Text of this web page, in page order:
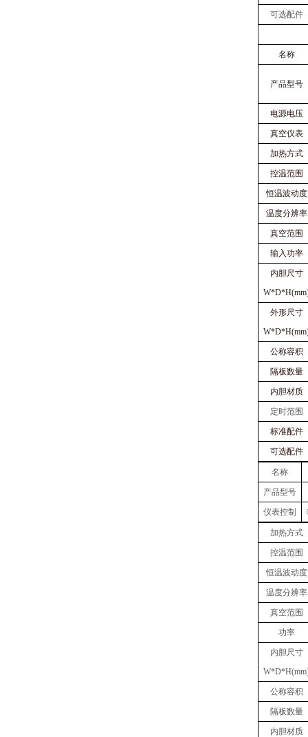
可选配件
名称
产品型号
电源电压
真空仪表
加热方式
控温范围
恒温波动度
温度分辨率
真空范围
输入功率
内胆尺寸
外形尺寸
公称容积
隔板数量
内胆材质
定时范围
标准配件
可选配件
名称
产品型号
仪表控制
加热方式
控温范围
恒温波动度
温度分辨率
真空范围
功率
内胆尺寸
W*D*
公称容积
隔板数量
内胆材质